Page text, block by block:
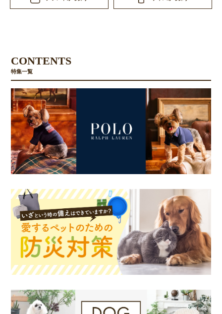
CONTENTS
特集一覧